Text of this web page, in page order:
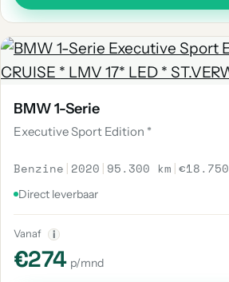
BMW 1-Serie
Executive Sport Edition *
Benzine | 2020 | 95.300 km |€18.750
Direct leverbaar
Vanaf i
€274 p/mnd